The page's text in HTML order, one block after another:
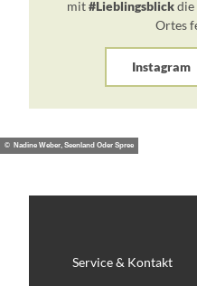
mit#Lieblingsblickdie
Ortes
Instagram
© Nadine Weber, Seenland Oder Spree
Service & Kontakt